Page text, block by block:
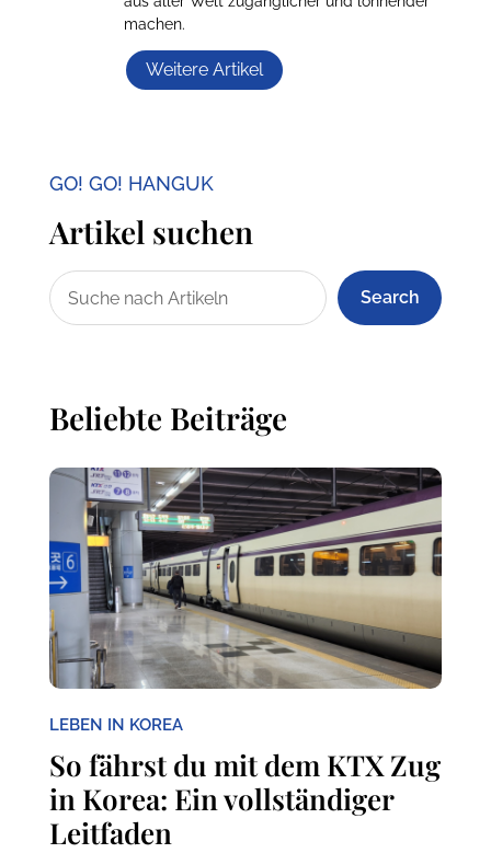
machen.
Weitere Artikel
GO! GO! HANGUK
Artikel suchen
Search
Beliebte Beiträge
LEBEN IN KOREA
So fährst du mit dem KTX Zug
in Korea: Ein vollständiger
Leitfaden